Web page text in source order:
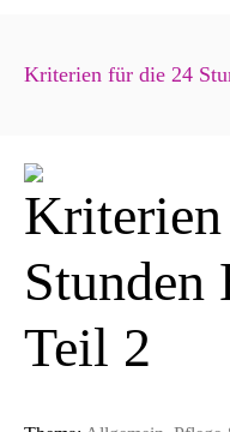
Kriterien für die 24
Stunden
Teil 2